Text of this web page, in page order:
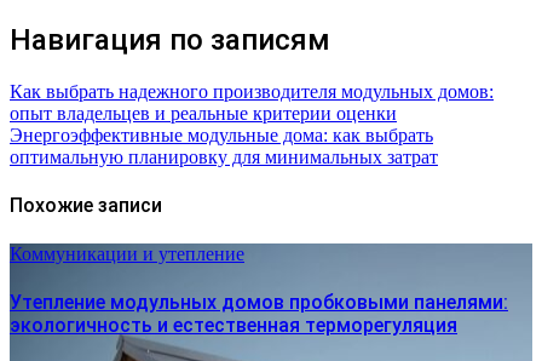
Навигация по записям
Как выбрать надежного производителя модульных домов:
опыт владельцев и реальные критерии оценки
Энергоэффективные модульные дома: как выбрать
оптимальную планировку для минимальных затрат
Похожие записи
Коммуникации и утепление
Утепление модульных домов пробковыми панелями:
экологичность и естественная терморегуляция